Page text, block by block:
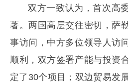
双方一致认为，首次高
著。两国高层交往密切，萨
事访问，中方多位领导人访
顺利，双方签署产能与投资
定了30个项目；双边贸易发